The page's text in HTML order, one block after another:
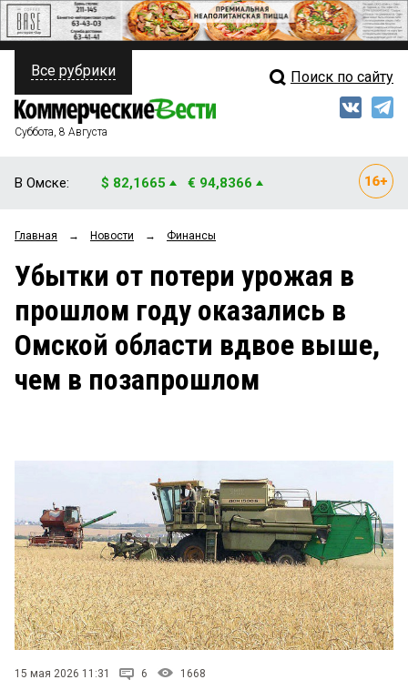
ПОЛИТИКА
ФИНАНСЫ
ОБЩЕСТВО
ЗАКОН
НОВОСТИ КОМПАНИЙ
Свежий выпуск
Рейтинги
Блоги
Архив
Все рубрики Поиск по сайту
Суббота, 8 Августа
В Омске: $ 82,1665 € 94,8366
Главная → Новости → Финансы
Убытки от потери урожая в
прошлом году оказались в
Омской области вдвое выше,
чем в позапрошлом
15 мая 2026 11:31 6 1668